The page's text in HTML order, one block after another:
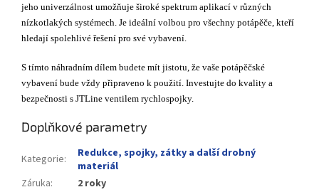
jeho univerzálnost umožňuje široké spektrum aplikací v různých
nízkotlakých systémech. Je ideální volbou pro všechny potápěče, kteří
hledají spolehlivé řešení pro své vybavení.
S tímto náhradním dílem budete mít jistotu, že vaše potápěčské
vybavení bude vždy připraveno k použití. Investujte do kvality a
bezpečnosti s JTLine ventilem rychlospojky.
Doplňkové parametry
Kategorie:
Redukce, spojky, zátky a další drobný
materiál
Záruka:
2 roky